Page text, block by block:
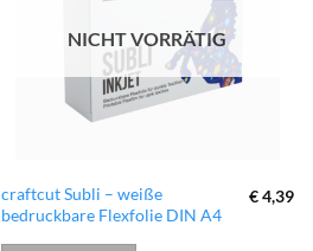
NICHT VORRÄTIG
craftcut Subli – weiße
bedruckbare Flexfolie DIN A4
€4,39